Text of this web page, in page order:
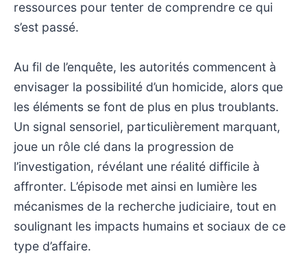
ressources pour tenter de comprendre ce qui
s’est passé.
Au fil de l’enquête, les autorités commencent à
envisager la possibilité d’un homicide, alors que
les éléments se font de plus en plus troublants.
Un signal sensoriel, particulièrement marquant,
joue un rôle clé dans la progression de
l’investigation, révélant une réalité difficile à
affronter. L’épisode met ainsi en lumière les
mécanismes de la recherche judiciaire, tout en
soulignant les impacts humains et sociaux de ce
type d’affaire.